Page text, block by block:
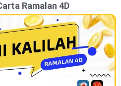
Ramalan 4D